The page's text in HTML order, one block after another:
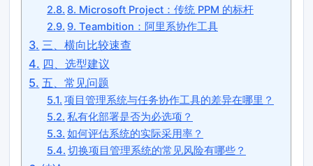
8. Microsoft Project：传统 PPM 的标杆
9. Teambition：阿里系协作工具
三、横向比较速查
四、选型建议
五、常见问题
项目管理系统与任务协作工具的差异在哪里？
私有化部署是否为必选项？
如何评估系统的实际采用率？
切换项目管理系统的常见风险有哪些？